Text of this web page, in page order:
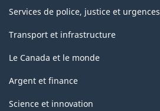
Services de police, justice et urgences
Transport et infrastructure
Le Canada et le monde
Argent et finance
Science et innovation